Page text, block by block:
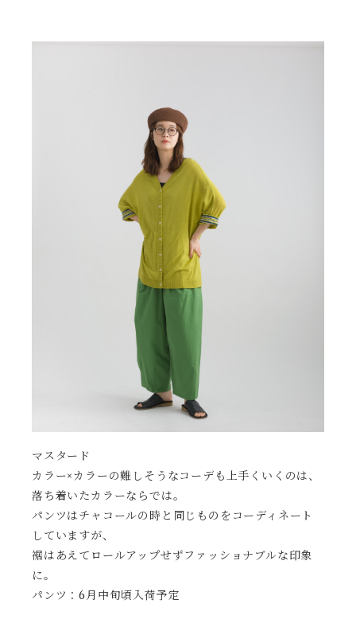
マスタード
カラー×カラーの難しそうなコーデも上手くいくのは、
落ち着いたカラーならでは。
パンツはチャコールの時と同じものをコーディネート
していますが、
裾はあえてロールアップせずファッショナブルな印象
に。
パンツ：6月中旬頃入荷予定